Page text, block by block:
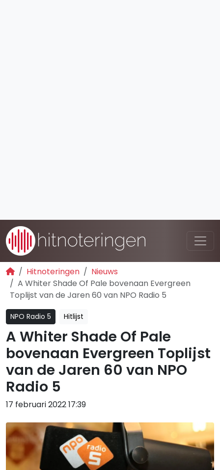
Hitnoteringen
Nieuws
A Whiter Shade Of Pale bovenaan Evergreen
Toplijst van de Jaren 60 van NPO Radio 5
NPO Radio 5 Hitlijst
A Whiter Shade Of Pale
bovenaan Evergreen Toplijst
van de Jaren 60 van NPO
Radio 5
17 februari 2022 17:39